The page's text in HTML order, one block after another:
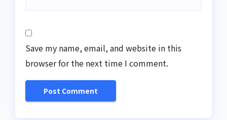
Save my name, email, and website in this
browser for the next time I comment.